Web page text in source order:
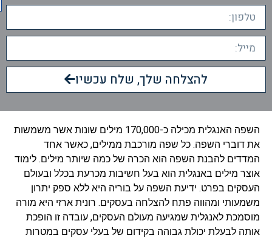
להצלחה שלך, שלח עכשיו
השפה האנגלית מכילה כ-170,000 מילים שונות אשר משמשות
את דוברי השפה. כל שפה מורכבת ממילים, כאשר אחד
המדדים להבנת השפה הוא הכרה של כמה שיותר מילים. לימוד
אוצר מילים באנגלית הוא בעל חשיבות מכרעת בכלל ובעולם
העסקים בפרט. ידיעת השפה על בוריה היא ללא ספק יתרון
משמעותי ומהווה פתח להצלחה בעסקים. רונית ארזי היא מורה
מוסמכת לאנגלית שמגיעה מעולם העסקים, עובדה זו הופכת
אותה לבעלת יכולת גבוהה בקידום של בעלי עסקים במטרות